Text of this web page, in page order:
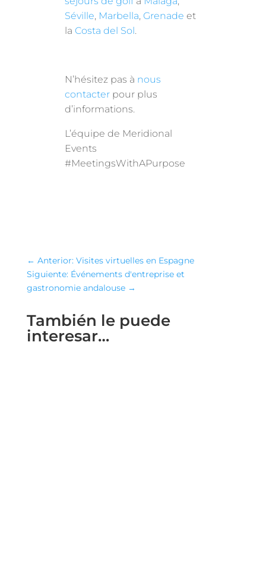
Séville, Marbella, Grenade et
la Costa del Sol.
N’hésitez pas à nous
contacter pour plus
d’informations.
L’équipe de Meridional
Events
#MeetingsWithAPurpose
← Anterior: Visites virtuelles en Espagne
Siguiente: Événements d'entreprise et
gastronomie andalouse→
También le puede
interesar…